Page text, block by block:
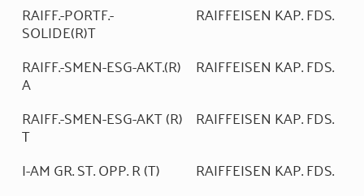
RAIFF.-PORTF.-
SOLIDE(R)T
RAIFFEISEN KAP. FDS.
RAIFF.-SMEN-ESG-AKT.(R)
A
RAIFFEISEN KAP. FDS.
RAIFF.-SMEN-ESG-AKT (R)
T
RAIFFEISEN KAP. FDS.
I-AM GR. ST. OPP. R (T)
RAIFFEISEN KAP. FDS.